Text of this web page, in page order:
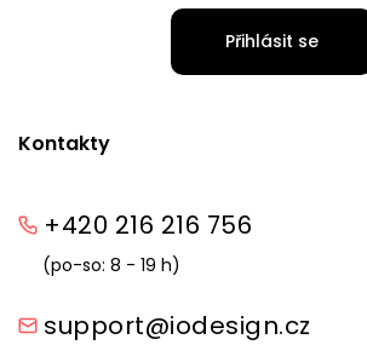
Kontakty
+420 216 216 756
(po-so: 8 - 19 h)
support@iodesign.cz
Přihlásit se